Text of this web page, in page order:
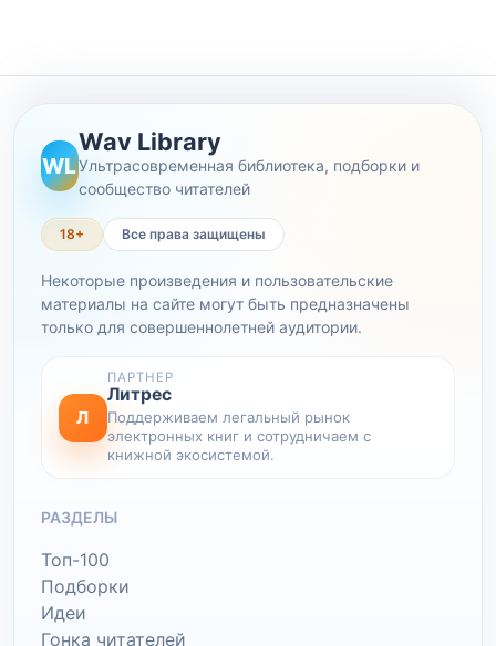
WL
Wav Library
Ультрасовременная библиотека, подборки и
сообщество читателей
18+ Все права защищены
Некоторые произведения и пользовательские
материалы на сайте могут быть предназначены
только для совершеннолетней аудитории.
Л
ПАРТНЕР
Литрес
Поддерживаем легальный рынок
электронных книг и сотрудничаем с
книжной экосистемой.
РАЗДЕЛЫ
Топ-100
Подборки
Идеи
Гонка читателей